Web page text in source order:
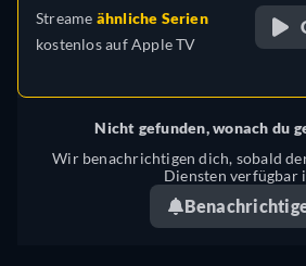
Streame ähnliche Serien
kostenlos aufApple TV
Nicht gefunden, wonach du
Wir benachrichtigen dich, sobald
Diensten verfügbar